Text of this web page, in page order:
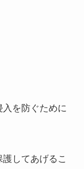
を防ぐために
してあげるこ